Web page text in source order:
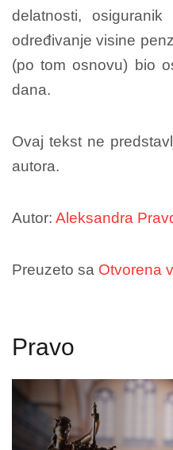
delatnosti,
određivanje visine
(po tom osnovu) bio
dana.
Ovaj tekst ne
autora.
Autor: Aleksandra
Preuzeto sa Otvorena
Pravo